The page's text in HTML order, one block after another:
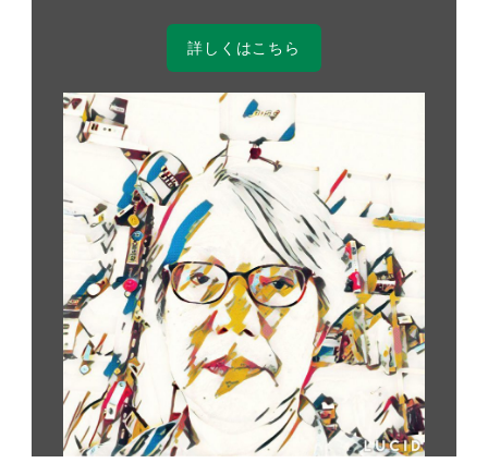
詳しくはこちら